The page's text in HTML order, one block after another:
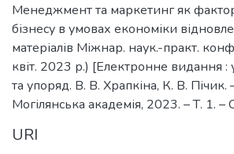
Менеджмент та маркетинг як
бізнесу в умовах економіки
матеріалів Міжнар. наук.-практ.
квіт. 2023 р.) [Електронне видання :
та упоряд. В. В. Храпкіна, К. В. Пічик.
Могілянська академія, 2023. – Т. 1. –
URI